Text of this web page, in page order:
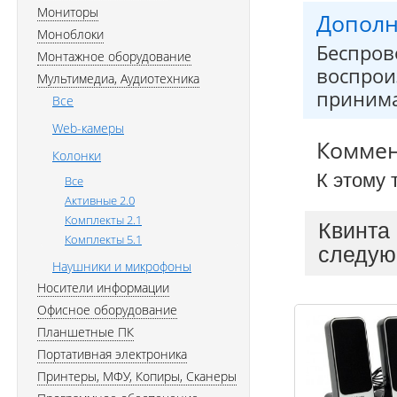
К этому
Мониторы
Моноблоки
Монтажное оборудование
Мультимедиа, Аудиотехника
Все
Web-камеры
Колонки
Все
Активные 2.0
Комплекты 2.1
Комплекты 5.1
Наушники и микрофоны
Носители информации
Офисное оборудование
Планшетные ПК
Портативная электроника
Принтеры, МФУ, Копиры, Сканеры